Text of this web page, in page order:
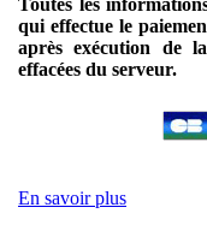
qui effectue le
après exécution de
effacées du serveur.
En savoir plus